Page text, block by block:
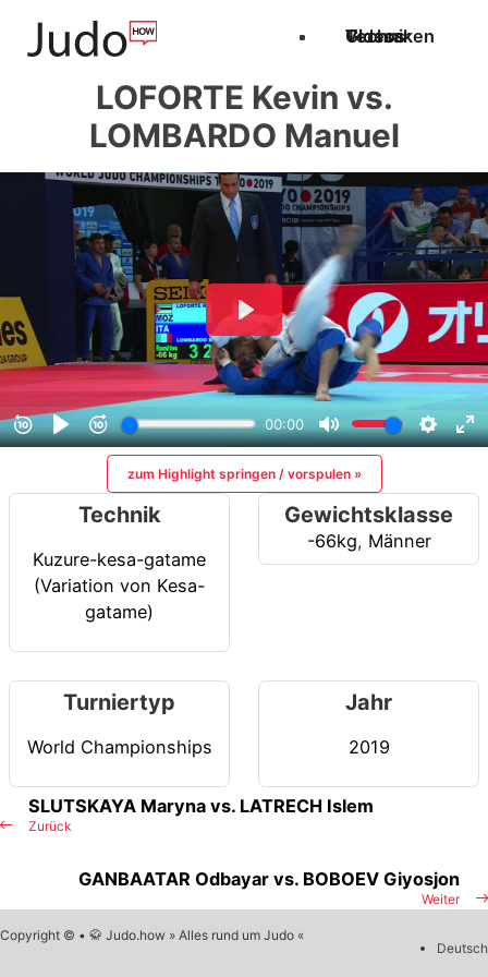
Techniken
Videos
Glossar
LOFORTE Kevin vs.
LOMBARDO Manuel
zum Highlight springen / vorspulen »
Technik
Kuzure-kesa-gatame
(Variation von Kesa-
gatame)
Gewichtsklasse
-66kg, Männer
Turniertyp
World Championships
Jahr
2019
Zurück
SLUTSKAYA Maryna vs. LATRECH Islem
Weiter
GANBAATAR Odbayar vs. BOBOEV Giyosjon
Copyright © • 🥋 Judo.how » Alles rund um Judo «
Deutsch